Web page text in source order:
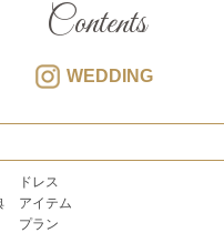
Contents
WEDDING
ドレス
アイテム
プラン